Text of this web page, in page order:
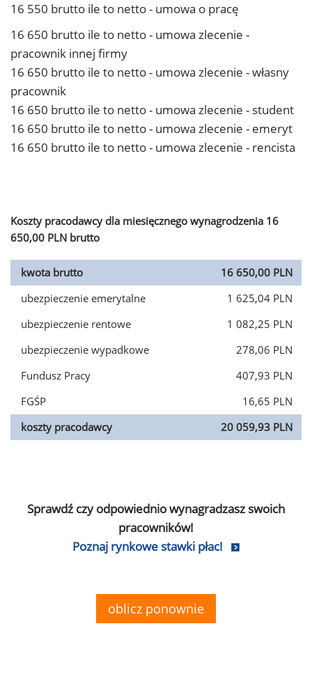
16 550 brutto ile to netto - umowa o pracę
16 650 brutto ile to netto - umowa zlecenie -
pracownik innej firmy
16 650 brutto ile to netto - umowa zlecenie - własny
pracownik
16 650 brutto ile to netto - umowa zlecenie - student
16 650 brutto ile to netto - umowa zlecenie - emeryt
16 650 brutto ile to netto - umowa zlecenie - rencista
Koszty pracodawcy dla miesięcznego wynagrodzenia 16
650,00 PLN brutto
kwota brutto
16 650,00 PLN
ubezpieczenie emerytalne
1 625,04 PLN
ubezpieczenie rentowe
1 082,25 PLN
ubezpieczenie wypadkowe
278,06 PLN
Fundusz Pracy
407,93 PLN
FGŚP
16,65 PLN
koszty pracodawcy
20 059,93 PLN
Sprawdź czy odpowiednio wynagradzasz swoich
pracowników!
Poznaj rynkowe stawki płac!
oblicz ponownie